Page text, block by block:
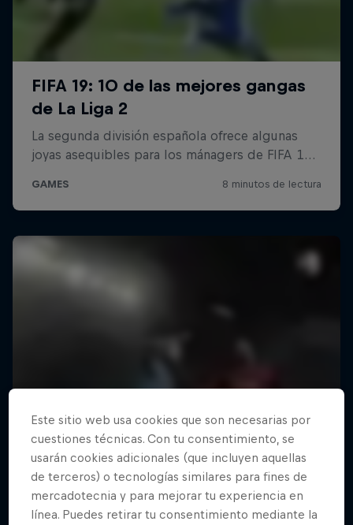
Este sitio web usa cookies que son necesarias por
cuestiones técnicas. Con tu consentimiento, se
usarán cookies adicionales (que incluyen aquellas
de terceros) o tecnologías similares para fines de
mercadotecnia y para mejorar tu experiencia en
línea. Puedes retirar tu consentimiento mediante la